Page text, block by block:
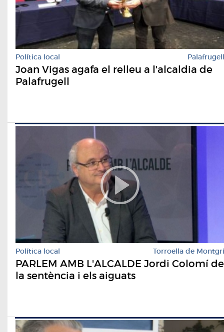
Política local Palafrugell
Joan Vigas agafa el relleu a l'alcaldia de
Palafrugell
Política local Torroella de Montgrí
PARLEM AMB L'ALCALDE Jordi Colomí de
la sentència i els aiguats